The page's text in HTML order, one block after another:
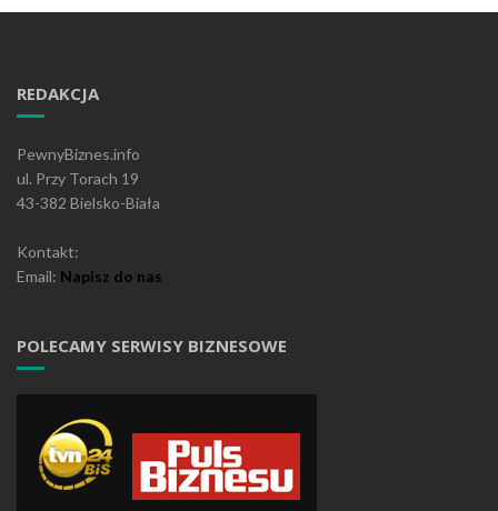
REDAKCJA
PewnyBiznes.info
ul. Przy Torach 19
43-382 Bielsko-Biała
Kontakt:
Email: Napisz do nas
POLECAMY SERWISY BIZNESOWE